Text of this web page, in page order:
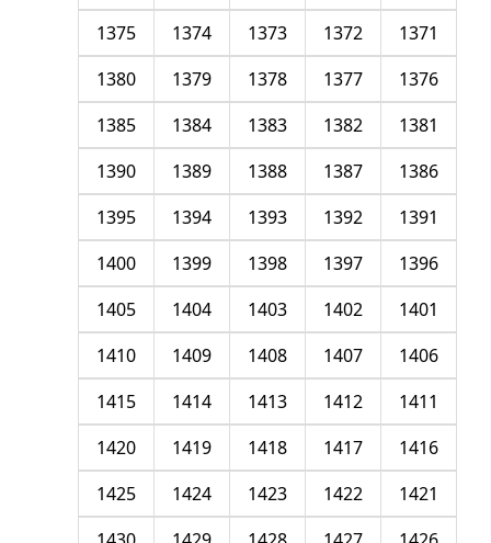
1371
1372
1373
1374
1375
1376
1377
1378
1379
1380
1381
1382
1383
1384
1385
1386
1387
1388
1389
1390
1391
1392
1393
1394
1395
1396
1397
1398
1399
1400
1401
1402
1403
1404
1405
1406
1407
1408
1409
1410
1411
1412
1413
1414
1415
1416
1417
1418
1419
1420
1421
1422
1423
1424
1425